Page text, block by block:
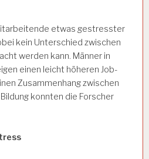
etwas gestresster
kein Unterschied zwischen
werden kann. Männer in
einen leicht höheren Job-
Zusammenhang zwischen
konnten die Forscher